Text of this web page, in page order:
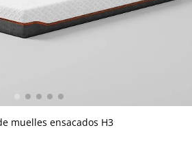
muelles ensacados H3